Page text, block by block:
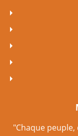
"Chaque